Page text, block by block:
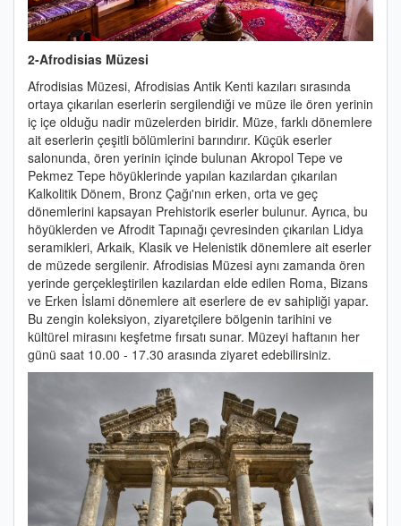
2-Afrodisias Müzesi
Afrodisias Müzesi, Afrodisias Antik Kenti kazıları sırasında
ortaya çıkarılan eserlerin sergilendiği ve müze ile ören yerinin
iç içe olduğu nadir müzelerden biridir. Müze, farklı dönemlere
ait eserlerin çeşitli bölümlerini barındırır. Küçük eserler
salonunda, ören yerinin içinde bulunan Akropol Tepe ve
Pekmez Tepe höyüklerinde yapılan kazılardan çıkarılan
Kalkolitik Dönem, Bronz Çağı'nın erken, orta ve geç
dönemlerini kapsayan Prehistorik eserler bulunur. Ayrıca, bu
höyüklerden ve Afrodit Tapınağı çevresinden çıkarılan Lidya
seramikleri, Arkaik, Klasik ve Helenistik dönemlere ait eserler
de müzede sergilenir. Afrodisias Müzesi aynı zamanda ören
yerinde gerçekleştirilen kazılardan elde edilen Roma, Bizans
ve Erken İslami dönemlere ait eserlere de ev sahipliği yapar.
Bu zengin koleksiyon, ziyaretçilere bölgenin tarihini ve
kültürel mirasını keşfetme fırsatı sunar. Müzeyi haftanın her
günü saat 10.00 - 17.30 arasında ziyaret edebilirsiniz.